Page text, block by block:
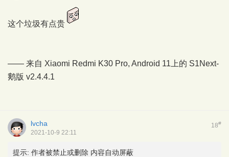
这个垃圾有点贵
—— 来自 Xiaomi Redmi K30 Pro, Android 11上的 S1Next-
鹅版 v2.4.4.1
18#
lvcha
2021-10-9 22:11
提示: 作者被禁止或删除 内容自动屏蔽